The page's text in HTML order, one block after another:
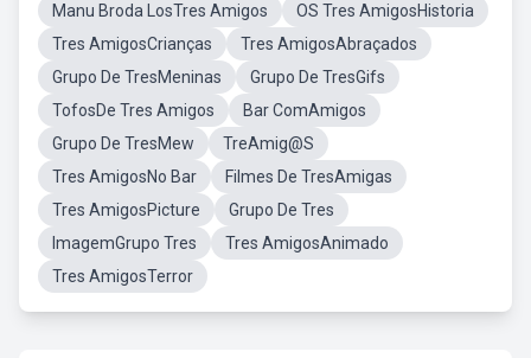
Manu Broda LosTres Amigos
OS Tres AmigosHistoria
Tres AmigosCrianças
Tres AmigosAbraçados
Grupo De TresMeninas
Grupo De TresGifs
TofosDe Tres Amigos
Bar ComAmigos
Grupo De TresMew
TreAmig@S
Tres AmigosNo Bar
Filmes De TresAmigas
Tres AmigosPicture
Grupo De Tres
ImagemGrupo Tres
Tres AmigosAnimado
Tres AmigosTerror